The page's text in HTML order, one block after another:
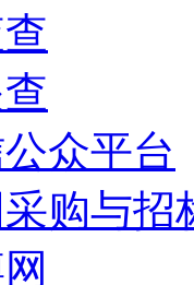
众平台
购与招